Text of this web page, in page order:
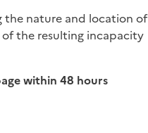
the nature and location of
the resulting incapacity
within 48 hours